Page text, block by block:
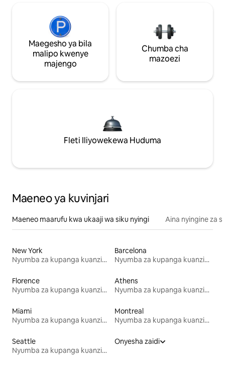
Maegesho ya bila
malipo kwenye
majengo
Chumba cha
mazoezi
Fleti Iliyowekewa Huduma
Maeneo ya kuvinjari
Maeneo maarufu kwa ukaaji wa siku nyingi Aina nyingine za
New York
Nyumba za kupanga kuanzia mwezi mmoja
Barcelona
Nyumba za kupanga kuanzia mwezi mmoja
Florence
Nyumba za kupanga kuanzia mwezi mmoja
Athens
Nyumba za kupanga kuanzia mwezi mmoja
Miami
Nyumba za kupanga kuanzia mwezi mmoja
Montreal
Nyumba za kupanga kuanzia mwezi mmoja
Seattle
Nyumba za kupanga kuanzia mwezi mmoja
Onyesha zaidi